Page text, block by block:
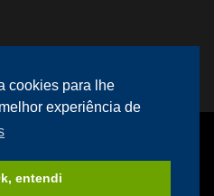
cookies para lhe
experiência de
entendiDesenvolvido por